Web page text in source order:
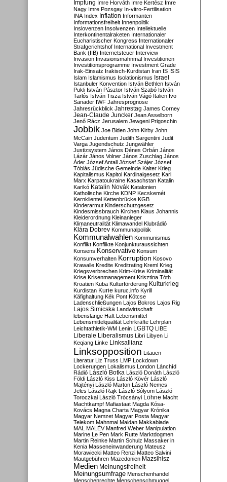
Impfung Imre Horváth Imre Kertész Imre
Nagy Imre Pozsgay In-vitro-Fertilisation
INA Index Inflation Informanten
Informationsfreiheit Innenpolitik
Inslovenzen Insolvenzen Intellektuelle
Interkontinentalraketen Internationaler
Eucharistischer Kongress Internationaler
Strafgerichtshof International Investment
Bank (IIB) Internetsteuer Interview
Invasion Invasionsmahnmal Investitionen
Investitionsprogramme Investment Grade
Irak-Einsatz Irakisch-Kurdistan Iran IS ISIS
Islam Islamismus Isolationismus Israel
Istanbuler Konvention István Bethlen István
Pukli István Pásztor István Szabó István
Tarlós István Tisza István Vágó Italien Ivo
Sanader IWF Jahresprognose
Jahresrückblick Jahrestag James Corney
Jean-Claude Juncker Jean Asselborn
Jenő Rácz Jerusalem Jewgeni Prigoschin
Jobbik Joe Biden John Kirby John
McCain Judentum Judith Sargentini Judit
Varga Jugendschutz Jungwähler
Justizsystem János Dénes Orbán János
Lázár János Volner János Zuschlag János
Áder József Antall József Szájer József
Tóbiás Jüdische Gemeinde Kalter Krieg
Kapitalismus Kapitol Kardinalgesetz Karl
Marx Karpatoukraine Kasachstan Katalin
Karikó Katalin Novák Katalonien
Katholische Kirche KDNP Kecskemét
Kernklientel Kettenbrücke KGB
Kinderarmut Kinderschutzgesetz
Kindesmissbrauch Kirchen Klaus Johannis
Kleiderordnung Kleinanleger
Klimaneutralität Klimawandel Klubrádió
Klára Dobrev Kommunalpolitik
Kommunalwahlen Kommunismus
Konflikt Konflikte Konjunkturaussichten
Konsens Konservative Konsum
Konsumverhalten Korruption Kosovo
Krawalle Kredite Kreditrating Kreml Krieg
Kriegsverbrechen Krim-Krise Kriminalität
Krise Krisenmanagement Krisztina Tóth
Kroatien Kuba Kulturförderung Kulturkrieg
Kurdistan Kurie kuruc.info Kyrill
Käfighaltung Kék Pont Kötcse
Ladenschließungen Lajos Bokros Lajos Rig
Lajos Simicska Landwirtschaft
lebenslange Haft Lebensmittel
Lebensmittelqualität Lehrkräfte Lehrplan
Leichtathletik-WM Lenin LGBTQ LIBE
Liberale Liberalismus Libri Libyen Li
Keqiang Linke Linksallianz
Linksopposition Litauen
Literatur Liz Truss LMP Lockdown
Lockerungen Lokalismus London Lánchíd
Rádió
László Botka László Donáth László
Földi László Kiss László Kövér László
Majtényi László Marton László Nemes
Jeles László Rajk László Sólyom László
Toroczkai László Trócsányi Löhne Macht
Machtkampf Mafiastaat Magda Kósa-
Kovács Magna Charta Magyar Krónika
Magyar Nemzet Magyar Posta Magyar
Telekom Mahnmal Maidan Makkabiade
MAL MALÉV Manfred Weber Manipulation
Marine Le Pen Mark Rutte Marktdogmen
Martin Reinke Martin Schulz Massaker in
Kenia Masseneinwanderung Mateusz
Morawiecki Matteo Renzi Matteo Salvini
Mautgebühren Mazedonien Mazsihisz
Medien Meinungsfreiheit
Meinungsumfrage Menschenhandel
Menschenrechte Menschenschmuggel